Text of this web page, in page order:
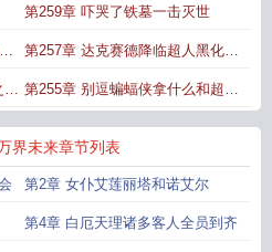
我的外置大脑
第259章 吓哭了铁墓一击灭世
第257章 达克赛德降临超人黑化正
义联盟全灭
一 第255章 别逗蝙蝠侠拿什么和超人
打
界未来章节列表
第2章 女仆艾莲丽塔和诺艾尔
第4章 白厄天理诸多客人全员到齐